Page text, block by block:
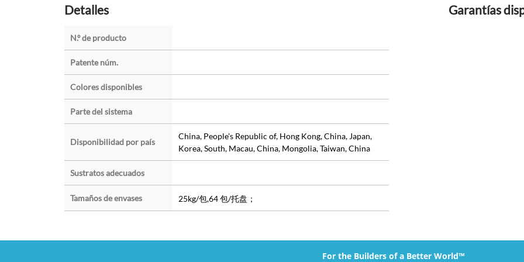
Detalles
N.º de producto
Patente núm.
Colores disponibles
Parte del sistema
Disponibilidad por país
China, People's Republic of, Hong Kong, China, Japan,
Korea, South, Macau, China, Mongolia, Taiwan, China
Sustratos adecuados
Tamaños de envases 25kg/包,64 包/托盘；
Garantías
For the Builders of a Better World™